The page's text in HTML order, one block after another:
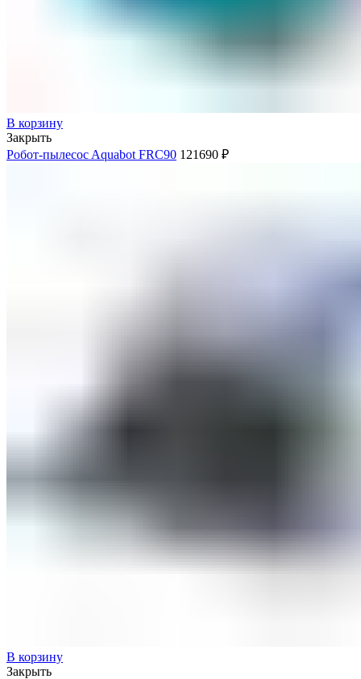
В корзину
Закрыть
Робот-пылесоc Aquabot FRC90 121690 ₽
В корзину
Закрыть